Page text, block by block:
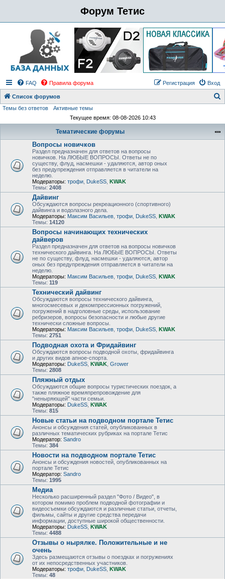
Форум Тетис
FAQ Правила форума Вход
Регистрация
Список форумов
Темы без ответов
Активные темы
Текущее время: 08-08-2026 10:43
Тематические форумы
Вопросы новичков
Раздел предназначен для ответов на вопросы
новичков. На ЛЮБЫЕ ВОПРОСЫ. Ответы не по
существу, флуд, насмешки - удаляются, автор оных
без предупреждения отправляется в читатели на
неделю.
Модераторы: трофи DukeSS KWAK
Темы: 2408
Дайвинг
Обсуждаются вопросы рекреационного (спортивного)
дайвинга и водолазного дела.
Модераторы: Максим Васильев трофи DukeSS KWAK
Темы: 14120
Вопросы начинающих технических
дайверов
Раздел предназначен для ответов на вопросы новичков
технического дайвинга. На ЛЮБЫЕ ВОПРОСЫ. Ответы
не по существу, флуд, насмешки - удаляются, автор
оных без предупреждения отправляется в читатели на
неделю.
Модераторы: Максим Васильев трофи DukeSS KWAK
Темы: 119
Технический дайвинг
Обсуждаются вопросы технического дайвинга,
многосмесевых и декомпрессионных погружений,
погружений в надголовные среды, использование
ребризеров, вопросы безопасности и любые другие
технически сложные вопросы.
Модераторы: Максим Васильев трофи DukeSS KWAK
Темы: 2751
Подводная охота и Фридайвинг
Обсуждаются вопросы подводной охоты, фридайвинга
и других видов апное-спорта.
Модераторы: DukeSS KWAK Grower
Темы: 2808
Пляжный отдых
Обсуждаются общие вопросы туристических поездок, а
также пляжное времяпрепровождение для
"неныряющей" части семьи.
Модераторы: DukeSS KWAK
Темы: 815
Новые статьи на подводном портале Тетис
Анонсы и обсуждения статей, опубликованных в
различных тематических рубриках на портале Тетис
Модератор: Sandro
Темы: 384
Новости на подводном портале Тетис
Анонсы и обсуждения новостей, опубликованных на
портале Тетис
Модератор: Sandro
Темы: 1995
Медиа
Несколько расширенный раздел "Фото / Видео", в
котором помимо проблем подводной фотографии и
видеосъемки обсуждаются и различные статьи, отчеты,
фильмы, сайты и другие средства передачи
информации, доступные широкой общественности.
Модераторы: DukeSS KWAK
Темы: 4488
Отзывы о нырялке. Положительные и не
очень
Здесь размещаются отзывы о поездках и погружениях
от их непосредственных участников.
Модераторы: трофи DukeSS KWAK
Темы: 48